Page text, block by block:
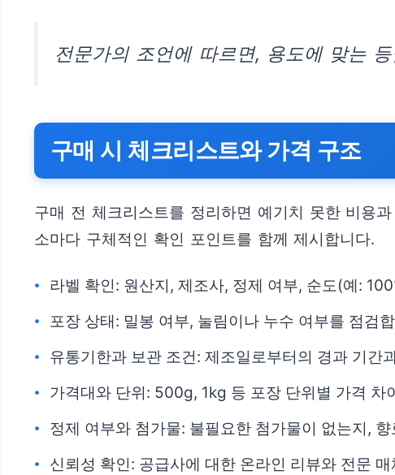
전문가의 조언에 따르면, 용도에 맞는
구매 시 체크리스트와 가격 구조
구매 전 체크리스트를 정리하면 예기치 못한 비용
소마다 구체적인 확인 포인트를 함께 제시합니다.
라벨 확인: 원산지, 제조사, 정제 여부, 순도(예:
포장 상태: 밀봉 여부, 눌림이나 누수 여부를 점검
유통기한과 보관 조건: 제조일로부터의 경과 기간
가격대와 단위: 500g, 1kg 등 포장 단위별 가격
정제 여부와 첨가물: 불필요한 첨가물이 없는지,
신뢰성 확인: 공급사에 대한 온라인 리뷰와 전문